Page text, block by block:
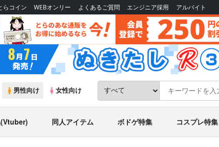
らコイン WEBオンリー よくあるご質問 エンジニア採用 アルバイト
男性向け 女性向け
同人アイテム ボドゲ特集 コスプレ特集